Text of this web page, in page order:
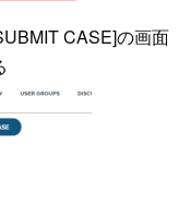
CASE]の画面